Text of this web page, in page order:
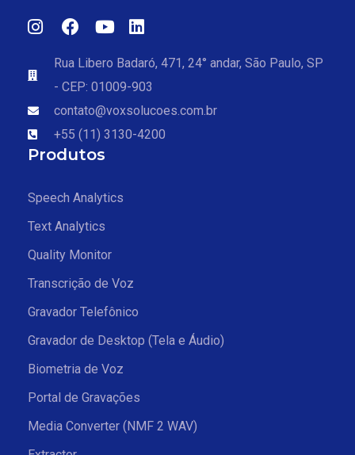
Rua Libero Badaró, 471, 24° andar, São Paulo, SP
- CEP: 01009-903
contato@voxsolucoes.com.br
+55 (11) 3130-4200
Produtos
Speech Analytics
Text Analytics
Quality Monitor
Transcrição de Voz
Gravador Telefônico
Gravador de Desktop (Tela e Áudio)
Biometria de Voz
Portal de Gravações
Media Converter (NMF 2 WAV)